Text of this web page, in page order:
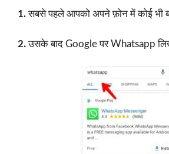
1.सबसे पहले आपको अपने फ़ोन में कोई भी
2.उसके बाद Google पर Whatsapp